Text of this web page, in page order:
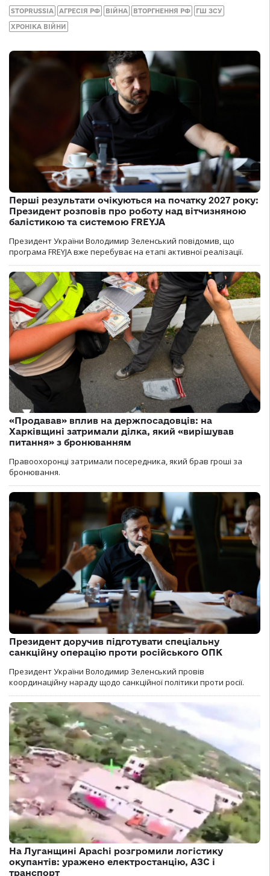
STOPRUSSIA АГРЕСІЯ РФ ВІЙНА ВТОРГНЕННЯ РФ ГШ ЗСУ
ХРОНІКА ВІЙНИ
Перші результати очікуються на початку 2027 року:
Президент розповів про роботу над вітчизняною
балістикою та системою FREYJA
Президент України Володимир Зеленський повідомив, що
програма FREYJA вже перебуває на етапі активної реалізації.
«Продавав» вплив на держпосадовців: на
Харківщині затримали ділка, який «вирішував
питання» з бронюванням
Правоохоронці затримали посередника, який брав гроші за
бронювання.
Президент доручив підготувати спеціальну
санкційну операцію проти російського ОПК
Президент України Володимир Зеленський провів
координаційну нараду щодо санкційної політики проти росії.
На Луганщині Apachi розгромили логістику
окупантів: уражено електростанцію, АЗС і
транспорт